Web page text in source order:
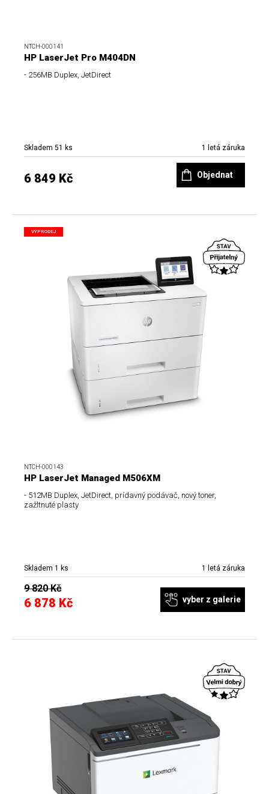
NTCH-000141
HP LaserJet Pro M404DN
- 256MB Duplex, JetDirect
Skladem 51 ks 1 letá záruka
6 849 Kč Objednat
VÝPRODEJ
NTCH-000143
HP LaserJet Managed M506XM
- 512MB Duplex, JetDirect, prídavný podávač, nový toner,
zažltnuté plasty
Skladem 1 ks 1 letá záruka
9 820 Kč
6 878 Kč vyber z galerie